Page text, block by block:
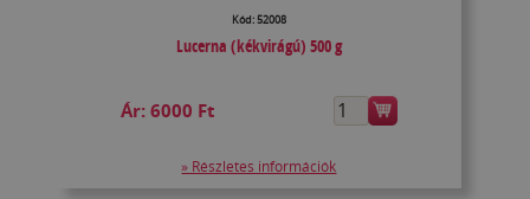
Kód: 52008
Lucerna (kékvirágú) 500 g
Ár:6000 Ft
» Részletes információk